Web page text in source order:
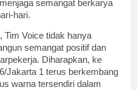
semangat berkarya
hari.
Tim Voice tidak hanya
semangat positif dan
Diharapkan, ke
Jakarta 1 terus berkembang
warna tersendiri dalam